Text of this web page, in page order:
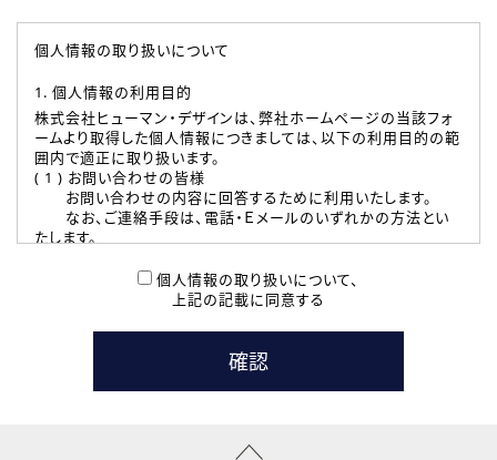
個人情報の取り扱いについて
1. 個人情報の利用目的
株式会社ヒューマン・デザインは、弊社ホームページの当該フォ
ームより取得した個人情報につきましては、以下の利用目的の範
囲内で適正に取り扱います。
( 1 ) お問い合わせの皆様
お問い合わせの内容に回答するために利用いたします。
なお、ご連絡手段は、電話・Ｅメールのいずれかの方法とい
たします。
本登録に関するご連絡および本登録時の参考情報として利
たします。
( 3 ) スタッフ派遣を検討されている企業の皆様
お問い合わせの内容に回答するために利用いたします。
なお、ご連絡手段は、電話・Ｅメールのいずれかの方法とい
個人情報の取り扱いについて、
上記の記載に同意する